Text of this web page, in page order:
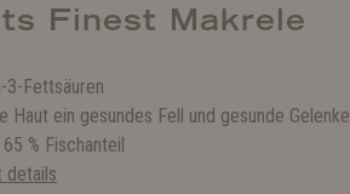
Finest Makrele
3-Fettsäuren
Haut ein gesundes Fell und gesunde Gelenke
% Fischanteil
details